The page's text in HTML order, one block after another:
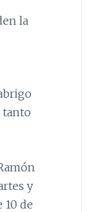
la
tanto
y
10 de